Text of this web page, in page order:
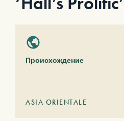
Происхождение
ASIA ORIENTALE